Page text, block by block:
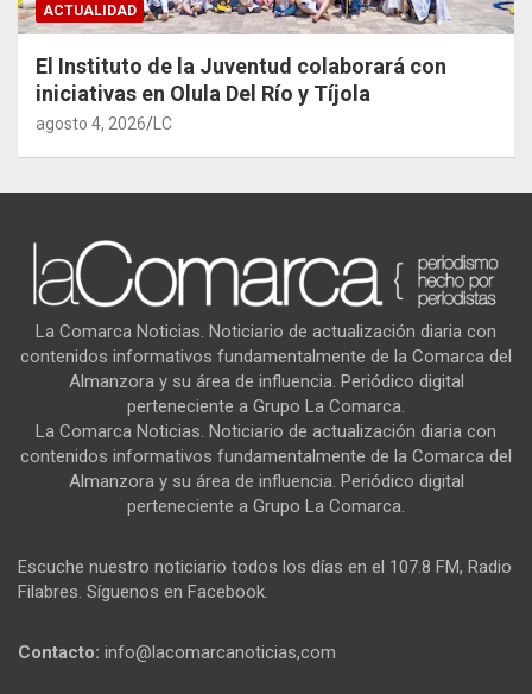
ACTUALIDAD
El Instituto de la Juventud colaborará con
iniciativas en Olula Del Río y Tíjola
agosto 4, 2026 LC
La Comarca Noticias. Noticiario de actualización diaria con
contenidos informativos fundamentalmente de la Comarca del
Almanzora y su área de influencia. Periódico digital
perteneciente a Grupo La Comarca.
La Comarca Noticias. Noticiario de actualización diaria con
contenidos informativos fundamentalmente de la Comarca del
Almanzora y su área de influencia. Periódico digital
perteneciente a Grupo La Comarca.
Escuche nuestro noticiario todos los días en el 107.8 FM, Radio
Filabres. Síguenos en Facebook.
Contacto: info@lacomarcanoticias,com